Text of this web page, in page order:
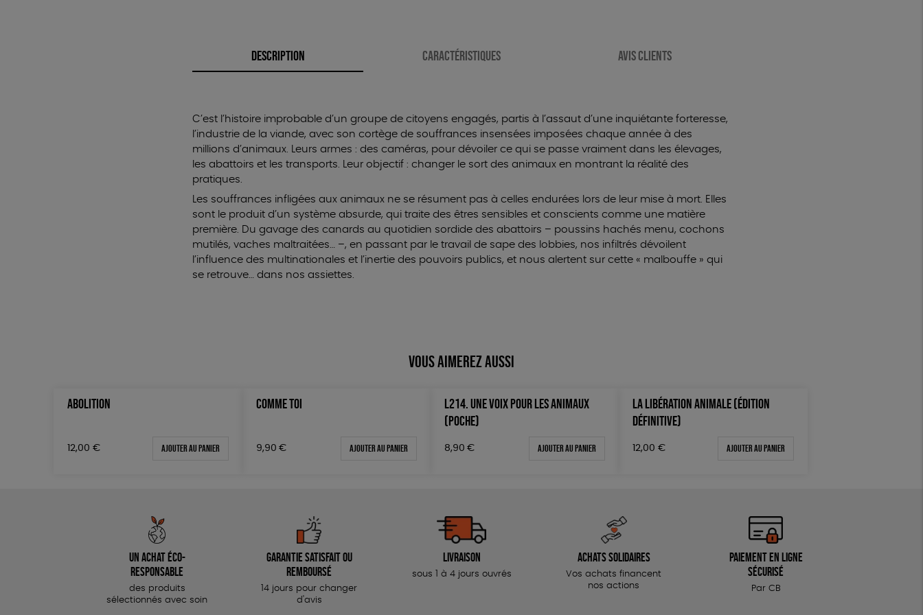
DESCRIPTION CARACTÉRISTIQUES AVIS CLIENTS
C’est l’histoire improbable d’un groupe de citoyens engagés, partis à l’assaut d’une inquiétante forteresse,
l’industrie de la viande, avec son cortège de souffrances insensées imposées chaque année à des
millions d’animaux. Leurs armes : des caméras, pour dévoiler ce qui se passe vraiment dans les élevages,
les abattoirs et les transports. Leur objectif : changer le sort des animaux en montrant la réalité des
pratiques.
Les souffrances infligées aux animaux ne se résument pas à celles endurées lors de leur mise à mort. Elles
sont le produit d’un système absurde, qui traite des êtres sensibles et conscients comme une matière
première. Du gavage des canards au quotidien sordide des abattoirs – poussins hachés menu, cochons
mutilés, vaches maltraitées… –, en passant par le travail de sape des lobbies, nos infiltrés dévoilent
l’influence des multinationales et l’inertie des pouvoirs publics, et nous alertent sur cette « malbouffe » qui
se retrouve… dans nos assiettes.
Vous aimerez aussi
ABOLITION
12,00 € Ajouter au panier
COMME TOI
9,90 € Ajouter au panier
L214. UNE VOIX POUR LES ANIMAUX
(POCHE)
8,90 € Ajouter au panier
LA LIBÉRATION ANIMALE (ÉDITION
DÉFINITIVE)
12,00 € Ajouter au panier
Un achat éco-
responsable
des produits
sélectionnés avec soin
Garantie satisfait ou
remboursé
14 jours pour changer
d'avis
Livraison
sous 1 à 4 jours ouvrés
Achats solidaires
Vos achats financent
nos actions
Paiement en ligne
sécurisé
Par CB